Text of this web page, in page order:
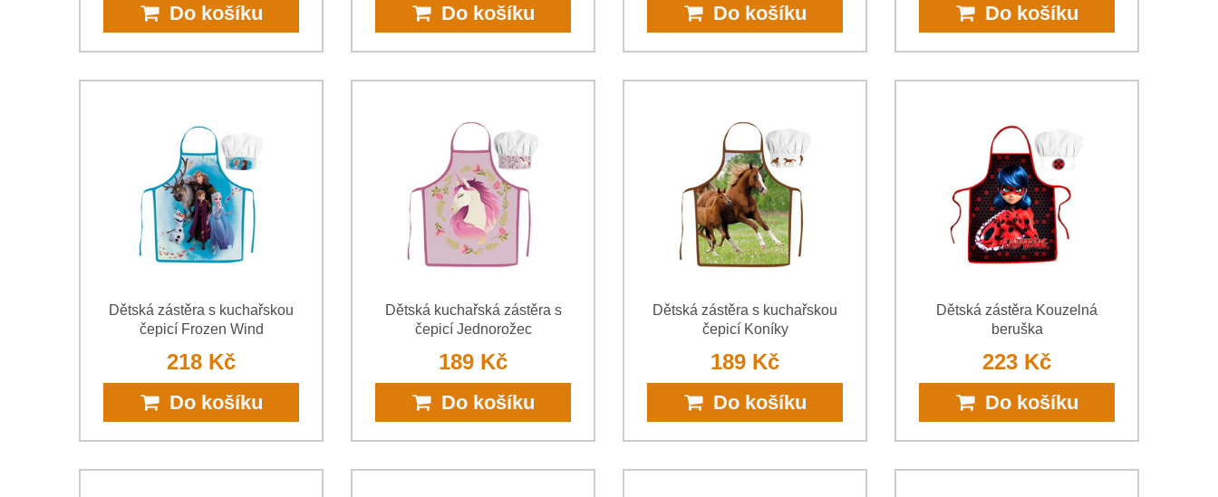
Do košíku Do košíku Do košíku Do košíku
Dětská zástěra s kuchařskou
čepicí Frozen Wind
218 Kč
Do košíku
Dětská kuchařská zástěra s
čepicí Jednorožec
189 Kč
Do košíku
Dětská zástěra s kuchařskou
čepicí Koníky
189 Kč
Do košíku
Dětská zástěra Kouzelná
beruška
223 Kč
Do košíku